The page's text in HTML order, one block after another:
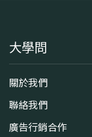
大學問
關於我們
聯絡我們
廣告行銷合作